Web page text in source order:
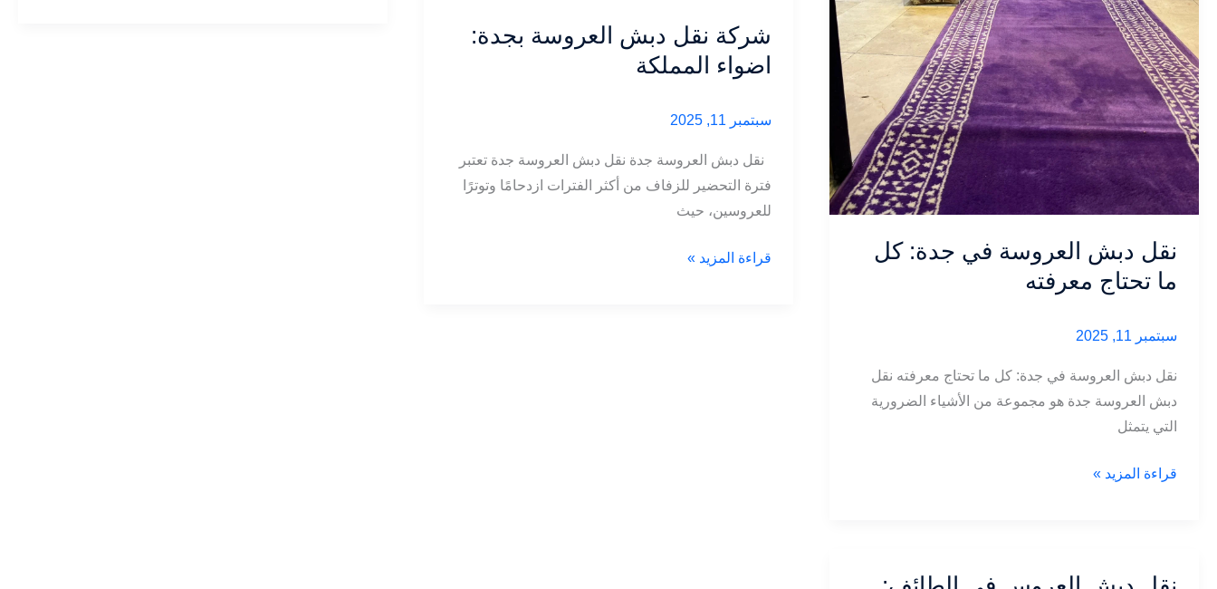
نقل دبش العروسة في جدة: كل
ما تحتاج معرفته
سبتمبر 11, 2025
نقل دبش العروسة في جدة: كل ما تحتاج معرفته نقل
دبش العروسة جدة هو مجموعة من الأشياء الضرورية
التي يتمثل
نقل
جدة:
قراءة المزيد »
شركة نقل دبش العروسة بجدة:
اضواء المملكة
سبتمبر 11, 2025
نقل دبش العروسة جدة نقل دبش العروسة جدة تعتبر
فترة التحضير للزفاف من أكثر الفترات ازدحامًا وتوترًا
للعروسين، حيث
شركة
قراءة المزيد »